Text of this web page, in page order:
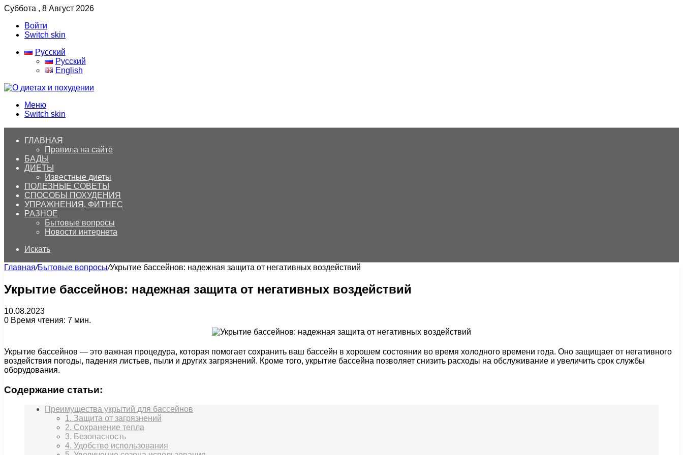
Суббота , 8 Август 2026
Войти
Switch skin
Русский
Русский
English
Меню
Switch skin
ГЛАВНАЯ
Правила на сайте
БАДЫ
ДИЕТЫ
Известные диеты
ПОЛЕЗНЫЕ СОВЕТЫ
СПОСОБЫ ПОХУДЕНИЯ
УПРАЖНЕНИЯ, ФИТНЕС
РАЗНОЕ
Бытовые вопросы
Новости интернета
Искать
Главная/Бытовые вопросы/Укрытие бассейнов: надежная защита от негативных воздействий
Укрытие бассейнов: надежная защита от негативных воздействий
10.08.2023
0 Время чтения: 7 мин.
Укрытие бассейнов — это важная процедура, которая помогает сохранить ваш бассейн в хорошем состоянии во время холодного времени года. Оно защищает от негативного
воздействия погоды, падения листьев, пыли и других загрязнений. Кроме того, укрытие бассейна позволяет снизить расходы на обслуживание и увеличить срок службы
оборудования.
Содержание статьи:
Преимущества укрытий для бассейнов
1. Защита от загрязнений
2. Сохранение тепла
3. Безопасность
4. Удобство использования